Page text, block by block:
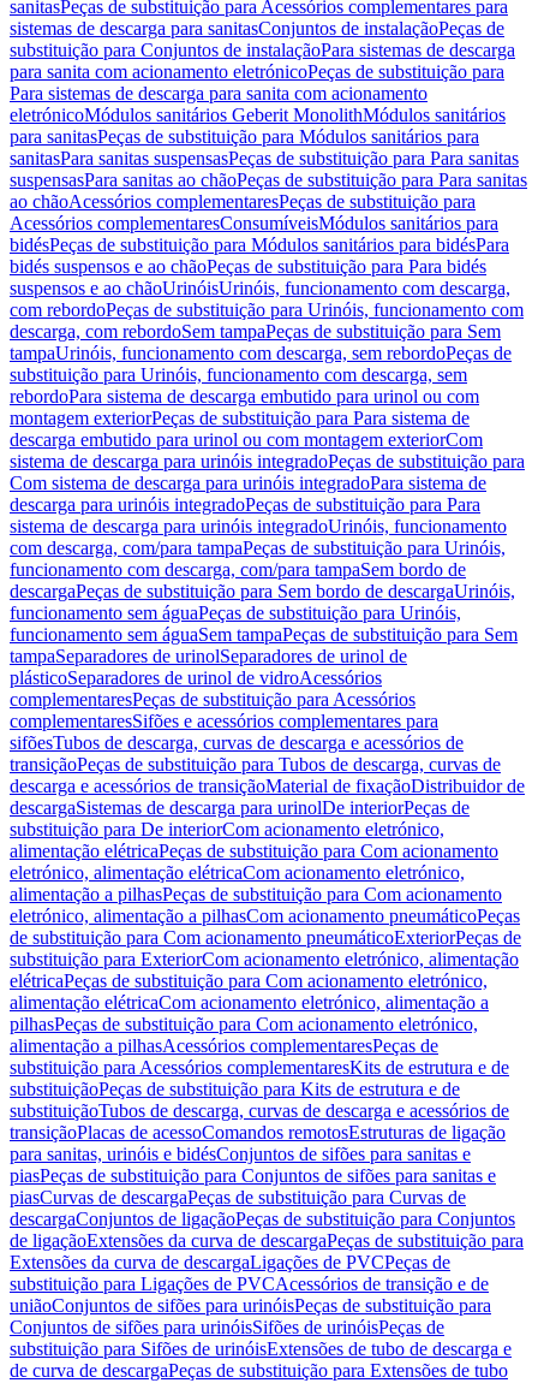
sanitasPeças de substituição para Acessórios complementares para
sistemas de descarga para sanitasConjuntos de instalaçãoPeças de
substituição para Conjuntos de instalaçãoPara sistemas de descarga
para sanita com acionamento eletrónicoPeças de substituição para
Para sistemas de descarga para sanita com acionamento
eletrónicoMódulos sanitários Geberit MonolithMódulos sanitários
para sanitasPeças de substituição para Módulos sanitários para
sanitasPara sanitas suspensasPeças de substituição para Para sanitas
suspensasPara sanitas ao chãoPeças de substituição para Para sanitas
ao chãoAcessórios complementaresPeças de substituição para
Acessórios complementaresConsumíveisMódulos sanitários para
bidésPeças de substituição para Módulos sanitários para bidésPara
bidés suspensos e ao chãoPeças de substituição para Para bidés
suspensos e ao chãoUrinóisUrinóis, funcionamento com descarga,
com rebordoPeças de substituição para Urinóis, funcionamento com
descarga, com rebordoSem tampaPeças de substituição para Sem
tampaUrinóis, funcionamento com descarga, sem rebordoPeças de
substituição para Urinóis, funcionamento com descarga, sem
rebordoPara sistema de descarga embutido para urinol ou com
montagem exteriorPeças de substituição para Para sistema de
descarga embutido para urinol ou com montagem exteriorCom
sistema de descarga para urinóis integradoPeças de substituição para
Com sistema de descarga para urinóis integradoPara sistema de
descarga para urinóis integradoPeças de substituição para Para
sistema de descarga para urinóis integradoUrinóis, funcionamento
com descarga, com/para tampaPeças de substituição para Urinóis,
funcionamento com descarga, com/para tampaSem bordo de
descargaPeças de substituição para Sem bordo de descargaUrinóis,
funcionamento sem águaPeças de substituição para Urinóis,
funcionamento sem águaSem tampaPeças de substituição para Sem
tampaSeparadores de urinolSeparadores de urinol de
plásticoSeparadores de urinol de vidroAcessórios
complementaresPeças de substituição para Acessórios
complementaresSifões e acessórios complementares para
sifõesTubos de descarga, curvas de descarga e acessórios de
transiçãoPeças de substituição para Tubos de descarga, curvas de
descarga e acessórios de transiçãoMaterial de fixaçãoDistribuidor de
descargaSistemas de descarga para urinolDe interiorPeças de
substituição para De interiorCom acionamento eletrónico,
alimentação elétricaPeças de substituição para Com acionamento
eletrónico, alimentação elétricaCom acionamento eletrónico,
alimentação a pilhasPeças de substituição para Com acionamento
eletrónico, alimentação a pilhasCom acionamento pneumáticoPeças
de substituição para Com acionamento pneumáticoExteriorPeças de
substituição para ExteriorCom acionamento eletrónico, alimentação
elétricaPeças de substituição para Com acionamento eletrónico,
alimentação elétricaCom acionamento eletrónico, alimentação a
pilhasPeças de substituição para Com acionamento eletrónico,
alimentação a pilhasAcessórios complementaresPeças de
substituição para Acessórios complementaresKits de estrutura e de
substituiçãoPeças de substituição para Kits de estrutura e de
substituiçãoTubos de descarga, curvas de descarga e acessórios de
transiçãoPlacas de acessoComandos remotosEstruturas de ligação
para sanitas, urinóis e bidésConjuntos de sifões para sanitas e
piasPeças de substituição para Conjuntos de sifões para sanitas e
piasCurvas de descargaPeças de substituição para Curvas de
descargaConjuntos de ligaçãoPeças de substituição para Conjuntos
de ligaçãoExtensões da curva de descargaPeças de substituição para
Extensões da curva de descargaLigações de PVCPeças de
substituição para Ligações de PVCAcessórios de transição e de
uniãoConjuntos de sifões para urinóisPeças de substituição para
Conjuntos de sifões para urinóisSifões de urinóisPeças de
substituição para Sifões de urinóisExtensões de tubo de descarga e
de curva de descargaPeças de substituição para Extensões de tubo